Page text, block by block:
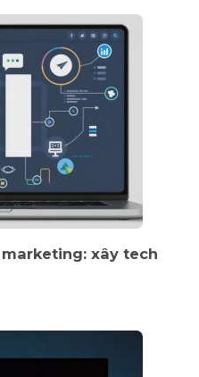
xây tech